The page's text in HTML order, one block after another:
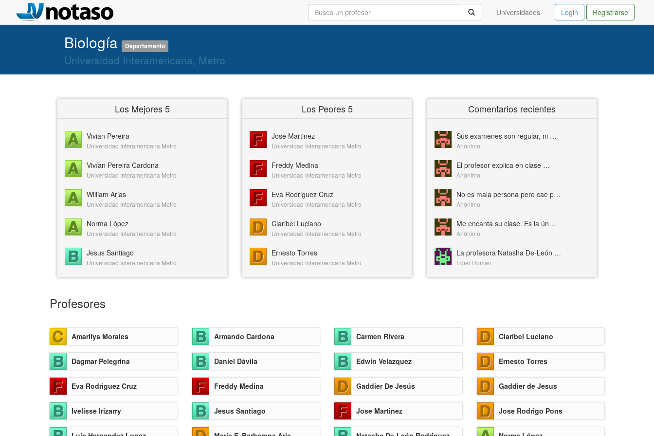
Universidades Login Registrarse
Biología Departamento
Universidad Interamericana, Metro
Los Mejores 5
Vivian Pereira
Universidad Interamericana Metro
Vivían Pereira Cardona
Universidad Interamericana Metro
William Arias
Universidad Interamericana Metro
Norma López
Universidad Interamericana Metro
Jesus Santiago
Universidad Interamericana Metro
Los Peores 5
Jose Martinez
Universidad Interamericana Metro
Freddy Medina
Universidad Interamericana Metro
Eva Rodriguez Cruz
Universidad Interamericana Metro
Claribel Luciano
Universidad Interamericana Metro
Ernesto Torres
Universidad Interamericana Metro
Comentarios recientes
Sus examenes son regular, ni …
Anónimo
El profesor explica en clase …
Anónimo
No es mala persona pero cae p…
Anónimo
Me encanta su clase. Es la ún…
Anónimo
La profesora Natasha De-León …
Edier Roman
Profesores
Amarilys Morales Armando Cardona Carmen Rivera Claribel Luciano
Dagmar Pelegrina Daniel Dávila Edwin Velazquez Ernesto Torres
Eva Rodriguez Cruz Freddy Medina Gaddier De Jesús Gaddier de Jesus
Ivelisse Irizarry Jesus Santiago Jose Martinez Jose Rodrigo Pons